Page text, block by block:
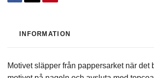
INFORMATION
Motivet släpper från pappersarket när det